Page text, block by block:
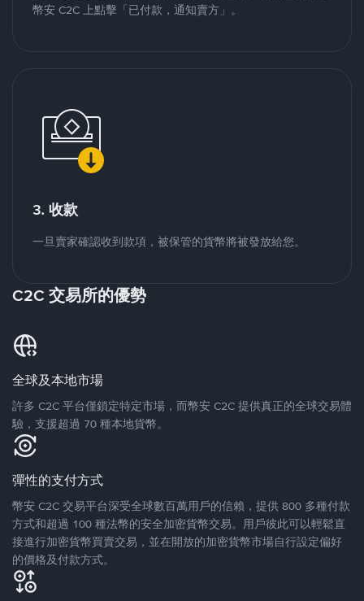
幣安 C2C 上點擊「已付款，通知賣方」。
3. 收款
一旦賣家確認收到款項，被保管的貨幣將被發放給您。
C2C 交易所的優勢
全球及本地市場
許多 C2C 平台僅鎖定特定市場，而幣安 C2C 提供真正的全球交易體
驗，支援超過 70 種本地貨幣。
彈性的支付方式
幣安 C2C 交易平台深受全球數百萬用戶的信賴，提供 800 多種付款
方式和超過 100 種法幣的安全加密貨幣交易。用戶彼此可以輕鬆直
接進行加密貨幣買賣交易，並在開放的加密貨幣市場自行設定偏好
的價格及付款方式。